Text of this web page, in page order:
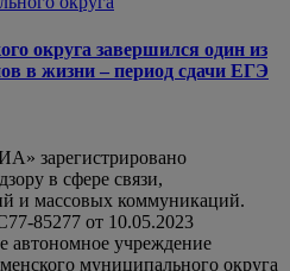
округа завершился один из
в жизни – период сдачи ЕГЭ
зарегистрировано
в сфере связи,
и массовых коммуникаций.
85277 от 10.05.2023
автономное учреждение
муниципального округа